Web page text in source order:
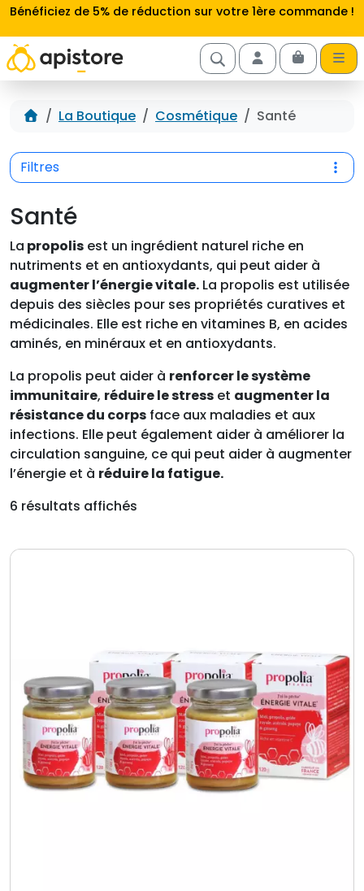
Aller au contenu
Bénéficiez de 5% de réduction sur votre 1ère commande !
Account
Cart
Accueil
La Boutique Cosmétique Santé
Filtres
Santé
La propolis est un ingrédient naturel riche en
nutriments et en antioxydants, qui peut aider à
augmenter l’énergie vitale. La propolis est utilisée
depuis des siècles pour ses propriétés curatives et
médicinales. Elle est riche en vitamines B, en acides
aminés, en minéraux et en antioxydants.
La propolis peut aider à renforcer le système
immunitaire, réduire le stress et augmenter la
résistance du corps face aux maladies et aux
infections. Elle peut également aider à améliorer la
circulation sanguine, ce qui peut aider à augmenter
l’énergie et à réduire la fatigue.
6 résultats affichés